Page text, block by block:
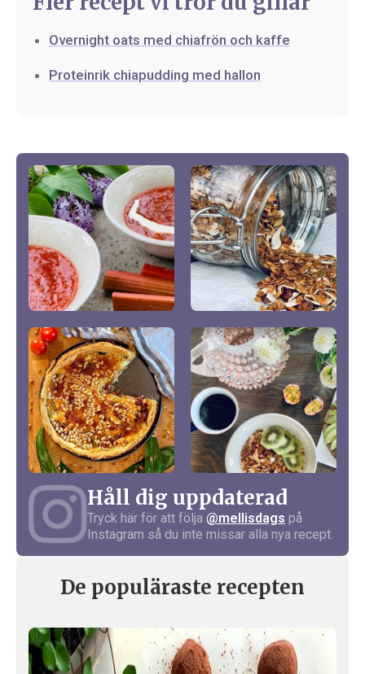
Overnight oats med chiafrön och kaffe
Proteinrik chiapudding med hallon
Håll dig uppdaterad
Tryck här för att följa @mellisdags på
Instagram så du inte missar alla nya recept.
De populäraste recepten